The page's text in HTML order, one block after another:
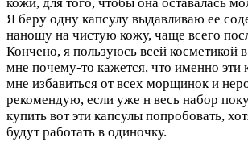
Я беру одну капсулу выдавливаю ее
наношу на чистую кожу, чаще всего
Кончено, я пользуюсь всей косметикой
мне почему-то кажется, что именно эти
мне избавиться от всех морщинок и
рекомендую, если уже н весь набор
купить вот эти капсулы попробовать,
будут работать в одиночку.